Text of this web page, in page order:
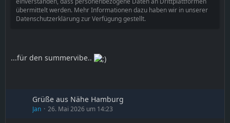
übermittelt werden. Mehr Informationen dazu haben wir in unserer
Datenschutzerklärung zur Verfügung gestellt.
...für den summervibe..
Grüße aus Nähe Hamburg
Jan 26. Mai 2026 um 14:23